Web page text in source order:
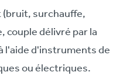
surchauffe,
couple délivré par la
d'instruments de
ou électriques.